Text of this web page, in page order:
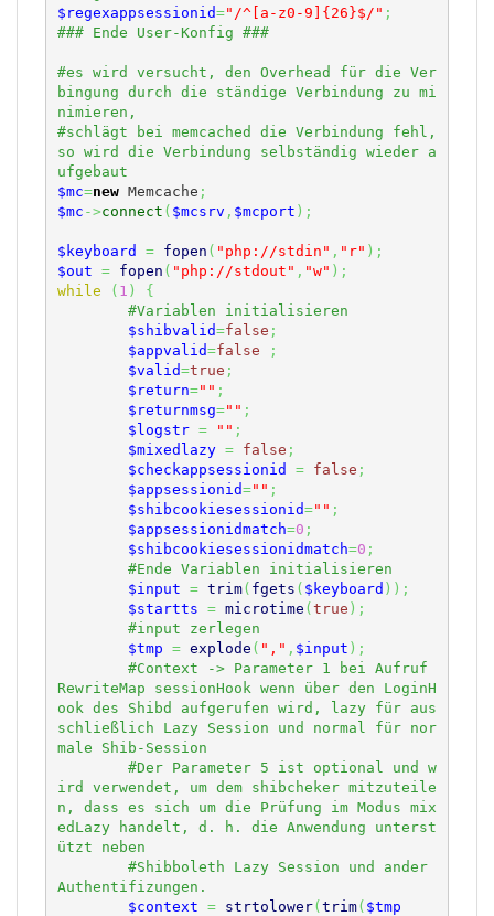
$regexappsessionid="/^[a-z0-9]{26}$/" ;
### Ende User-Konfig ###
#es wird versucht, den Overhead für die Ver
bingung durch die ständige Verbindung zu mi
#schlägt bei memcached die Verbindung fehl,
so wird die Verbindung selbständig wieder a
$mc=new Memcache ;
$mc ->connect ( $mcsrv , $mcport ) ;
$keyboard = fopen ( "php://stdin" , "r" ) ;
$out = fopen ( "php://stdout" , "w" ) ;
while
( 1 )
{
$shibvalid=false ;
$appvalid=false
;
$valid=true ;
$return="" ;
$returnmsg="" ;
$logstr = "" ;
$mixedlazy = false ;
$checkappsessionid
= false ;
$appsessionid="" ;
$shibcookiesessionid="" ;
$appsessionidmatch=0 ;
$shibcookiesessionidmatch=0 ;
$input = trim( fgets ( $keyboard ) ) ;
$startts = microtime (true ) ;
$tmp = explode ( "," , $input ) ;
#Context -> Parameter 1 bei Aufruf
RewriteMap sessionHook wenn über den LoginH
ook des Shibd aufgerufen wird, lazy für aus
schließlich Lazy Session und normal für nor
#Der Parameter 5 ist optional und w
ird verwendet, um dem shibcheker mitzuteile
n, dass es sich um die Prüfung im Modus mix
edLazy handelt, d. h. die Anwendung unterst
#Shibboleth Lazy Session und ander
$context = strtolower(trim( $tmp